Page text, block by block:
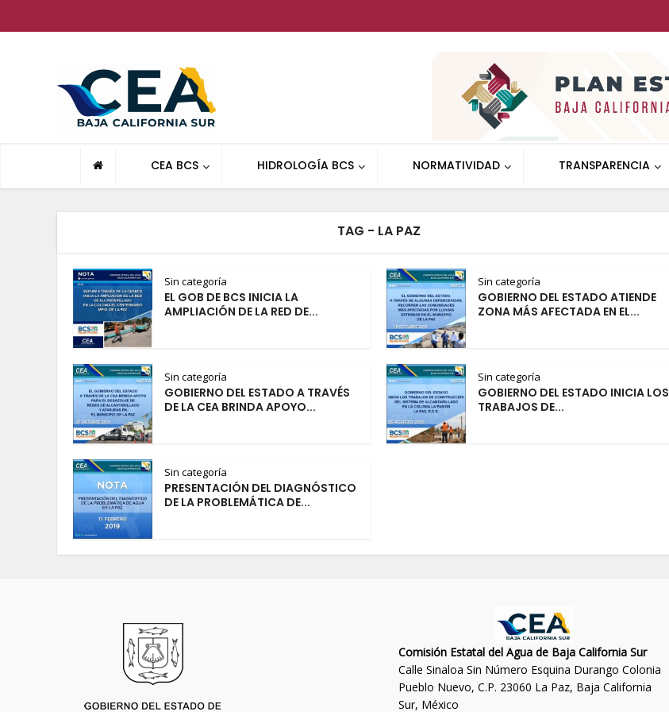
CEA BCS HIDROLOGÍA BCS NORMATIVIDAD TRANSPARENCIA
TAG - LA PAZ
Sin categoría
EL GOB DE BCS INICIA LA
AMPLIACIÓN DE LA RED DE...
Sin categoría
GOBIERNO DEL ESTADO ATIENDE
ZONA MÁS AFECTADA EN EL...
Sin categoría
GOBIERNO DEL ESTADO A TRAVÉS
DE LA CEA BRINDA APOYO...
Sin categoría
GOBIERNO DEL ESTADO INICIA LOS
TRABAJOS DE...
Sin categoría
PRESENTACIÓN DEL DIAGNÓSTICO
DE LA PROBLEMÁTICA DE...
Comisión Estatal del Agua de Baja California Sur
Calle Sinaloa Sin Número Esquina Durango Colonia
Pueblo Nuevo, C.P. 23060 La Paz, Baja California
Sur, México